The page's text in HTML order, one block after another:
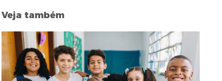
Veja também